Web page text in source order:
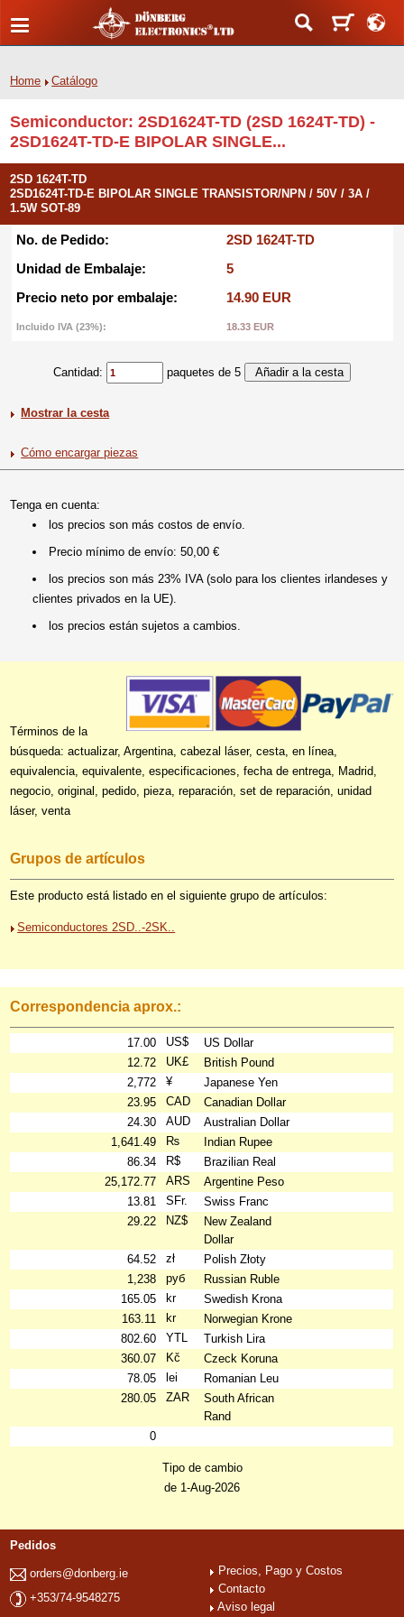
Home Catálogo
Semiconductor: 2SD1624T-TD (2SD 1624T-TD) -
2SD1624T-TD-E BIPOLAR SINGLE...
2SD 1624T-TD
2SD1624T-TD-E BIPOLAR SINGLE TRANSISTOR/NPN / 50V / 3A /
1.5W SOT-89
No. de Pedido:
2SD 1624T-TD
Unidad de Embalaje:
5
Precio neto por embalaje:
14.90 EUR
Incluido IVA (23%): 18.33 EUR
Cantidad: paquetes de 5
Mostrar la cesta
Cómo encargar piezas
Tenga en cuenta:
los precios son más costos de envío.
Precio mínimo de envío: 50,00 €
los precios son más 23% IVA (solo para los clientes irlandeses y
clientes privados en la UE).
los precios están sujetos a cambios.
Términos de la
búsqueda: actualizar, Argentina, cabezal láser, cesta, en línea,
equivalencia, equivalente, especificaciones, fecha de entrega, Madrid,
negocio, original, pedido, pieza, reparación, set de reparación, unidad
láser, venta
Grupos de artículos
Este producto está listado en el siguiente grupo de artículos:
Semiconductores 2SD..-2SK..
Correspondencia aprox.:
17.00 US$
US Dollar
12.72
UK£
British Pound
2,772
¥
Japanese Yen
23.95
CAD
Canadian Dollar
24.30
AUD
Australian Dollar
1,641.49
₨
Indian Rupee
86.34
R$
Brazilian Real
25,172.77
ARS
Argentine Peso
13.81
SFr.
Swiss Franc
29.22
NZ$
New Zealand
Dollar
64.52
zł
Polish Złoty
1,238
руб
Russian Ruble
165.05
kr
Swedish Krona
163.11
kr
Norwegian Krone
802.60
YTL
Turkish Lira
360.07
Kč
Czeck Koruna
78.05
lei
Romanian Leu
280.05
ZAR
South African
Rand
0
Tipo de cambio
de 1-Aug-2026
Pedidos
orders@donberg.ie
+353/74-9548275
Precios, Pago y Costos
Contacto
Aviso legal